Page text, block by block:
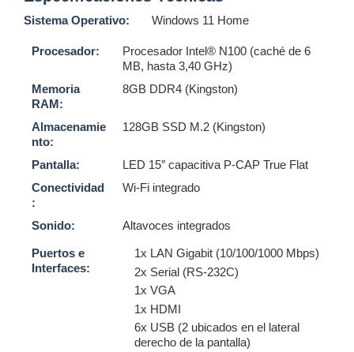
Sistema Operativo: Windows 11 Home
Procesador: Procesador Intel® N100 (caché de 6
MB, hasta 3,40 GHz)
Memoria
RAM:
8GB DDR4 (Kingston)
Almacenamie
nto:
128GB SSD M.2 (Kingston)
Pantalla:
LED 15″ capacitiva P-CAP True Flat
Conectividad
:
Wi-Fi integrado
Sonido: Altavoces integrados
Puertos e
Interfaces:
1x LAN Gigabit (10/100/1000 Mbps)
2x Serial (RS-232C)
1x VGA
1x HDMI
6x USB (2 ubicados en el lateral
derecho de la pantalla)